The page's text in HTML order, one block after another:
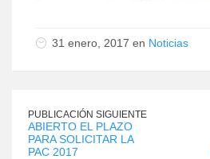
31 enero, 2017 en Noticias
PUBLICACIÓN SIGUIENTE
ABIERTO EL PLAZO
PARA SOLICITAR LA
PAC 2017